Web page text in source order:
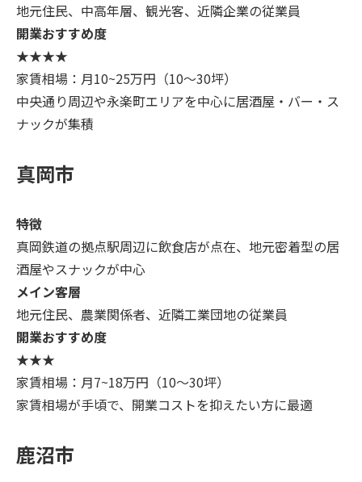
地元住民、中高年層、観光客、近隣企業の従業員
開業おすすめ度
★★★★
家賃相場：月10~25万円（10～30坪）
中央通り周辺や永楽町エリアを中心に居酒屋・バー・ス
ナックが集積
真岡市
特徴
真岡鉄道の拠点駅周辺に飲食店が点在、地元密着型の居
酒屋やスナックが中心
メイン客層
地元住民、農業関係者、近隣工業団地の従業員
開業おすすめ度
★★★
家賃相場：月7~18万円（10～30坪）
家賃相場が手頃で、開業コストを抑えたい方に最適
鹿沼市